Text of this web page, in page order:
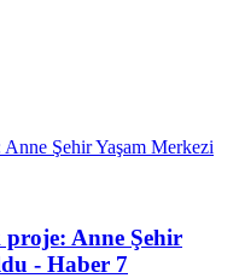
Anne Şehir
- Haber 7